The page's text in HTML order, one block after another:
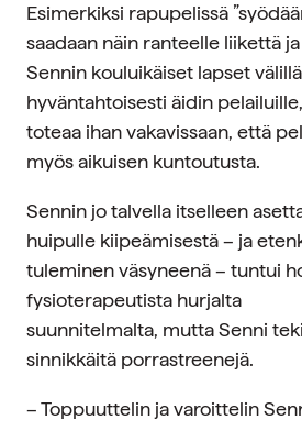
Esimerkiksi rapupelissä
saadaan näin ranteelle liikettä
Sennin kouluikäiset lapset
hyväntahtoisesti äidin
toteaa ihan vakavissaan, että
myös aikuisen kuntoutusta.
Sennin jo talvella itselleen
huipulle kiipeämisestä – ja
tuleminen väsyneenä – tuntui
fysioterapeutista hurjalta
suunnitelmalta, mutta Senni
sinnikkäitä porrastreenejä.
– Toppuuttelin ja varoittelin